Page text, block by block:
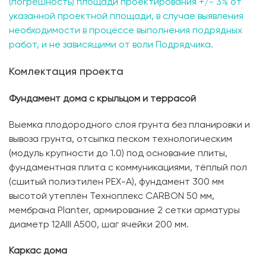
(погрешность) площади проектирования +/- 3% от
указанной проектной площади, в случае выявления
необходимости в процессе выполнения подрядных
работ, и не зависящими от воли Подрядчика.
Комлектация проекта
Фундамент дома с крыльцом и террасой
Выемка плодородного слоя грунта без планировки и
вывоза грунта, отсыпка песком технологическим
(модуль крупности до 1.0) под основание плиты,
фундаментная плита с коммуникациями, тёплый пол
(сшитый полиэтилен PЕХ-А), фундамент 300 мм
высотой утеплён Техноплекс CARBON 50 мм,
мембрана Planter, армирование 2 сетки арматуры
диаметр 12AIII A500, шаг ячейки 200 мм.
Каркас дома